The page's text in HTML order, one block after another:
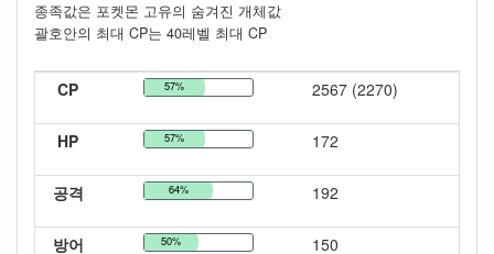
종족값은 포켓몬 고유의 숨겨진 개체값
괄호안의 최대 CP는 40레벨 최대 CP
CP 57% 2567 (2270)
HP 57% 172
공격 64% 192
방어 50% 150